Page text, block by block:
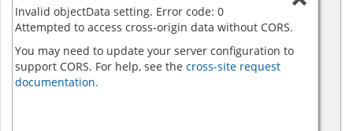
Invalid objectData setting. Error code: 0
Attempted to access cross-origin data without CORS.
You may need to update your server configuration to
support CORS. For help, see the cross-site request
documentation.